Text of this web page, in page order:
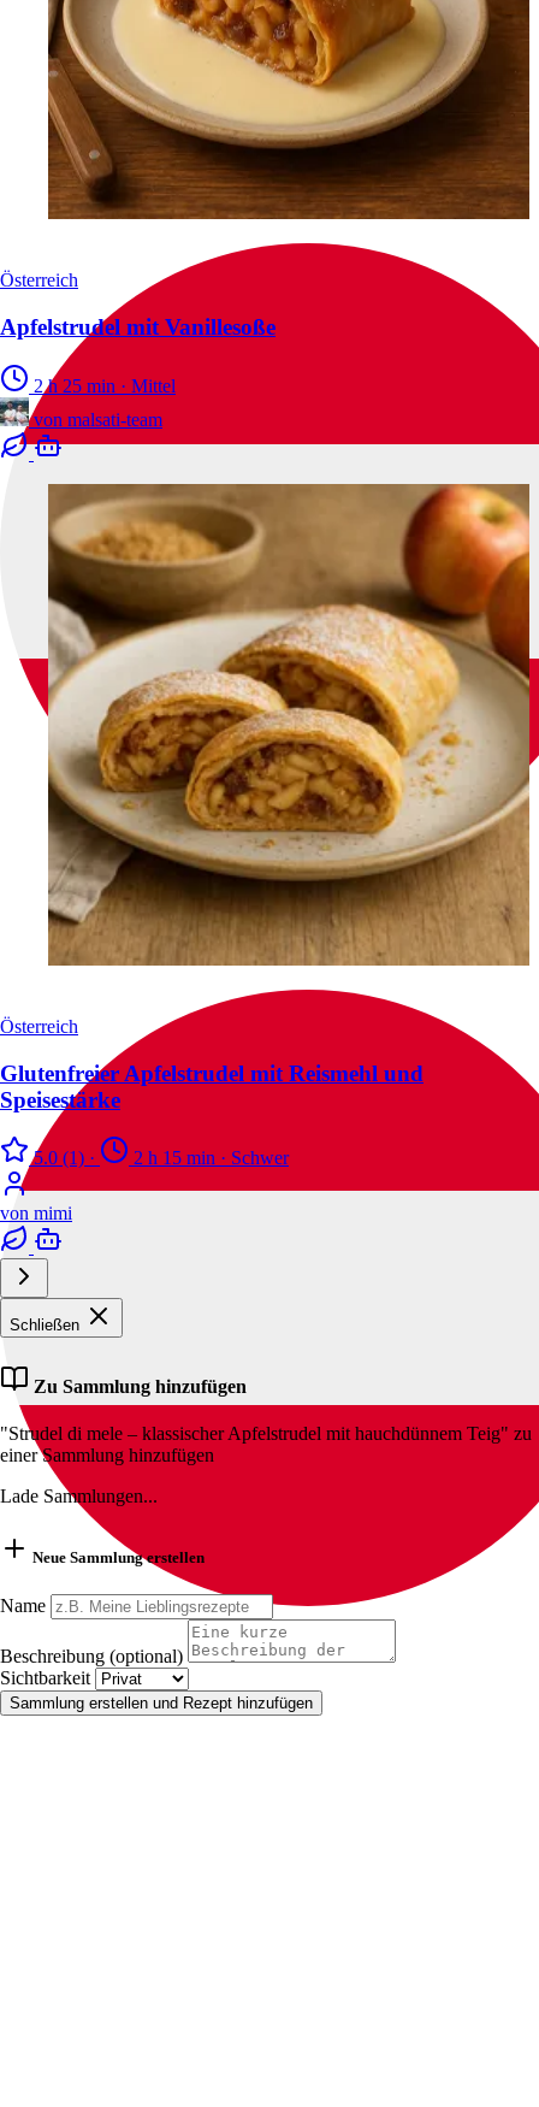
Österreich
Apfelstrudel mit Vanillesoße
2 h 25 min · Mittel
von malsati-team
Österreich
Glutenfreier Apfelstrudel mit Reismehl und
Speisestärke
5.0 (1) · 2 h 15 min · Schwer
von mimi
Schließen
Zu Sammlung hinzufügen
"Strudel di mele – klassischer Apfelstrudel mit hauchdünnem Teig" zu
einer Sammlung hinzufügen
Lade Sammlungen...
Neue Sammlung erstellen
Name
Beschreibung (optional)
Sichtbarkeit
Sammlung erstellen und Rezept hinzufügen